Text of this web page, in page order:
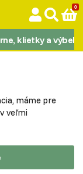
klietky a výbehy
máme pre
veľmi